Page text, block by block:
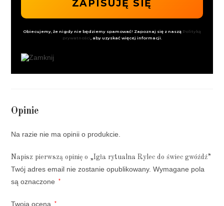
Obiecujemy, że nigdy nie będziemy spamować! Zapoznaj się z naszą Polityką
prywatności, aby uzyskać więcej informacji.
Opinie
Na razie nie ma opinii o produkcie.
Napisz pierwszą opinię o „Igła rytualna Rylec do świec gwóźdź”
Twój adres email nie zostanie opublikowany. Wymagane pola
są oznaczone
*
Twoja ocena *